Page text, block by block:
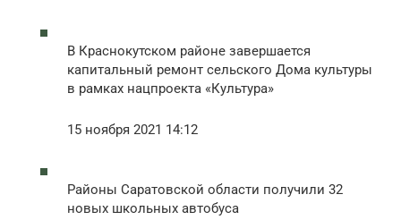
В Краснокутском районе завершается
капитальный ремонт сельского Дома культуры
в рамках нацпроекта «Культура»
15 ноября 2021 14:12
Районы Саратовской области получили 32
новых школьных автобуса